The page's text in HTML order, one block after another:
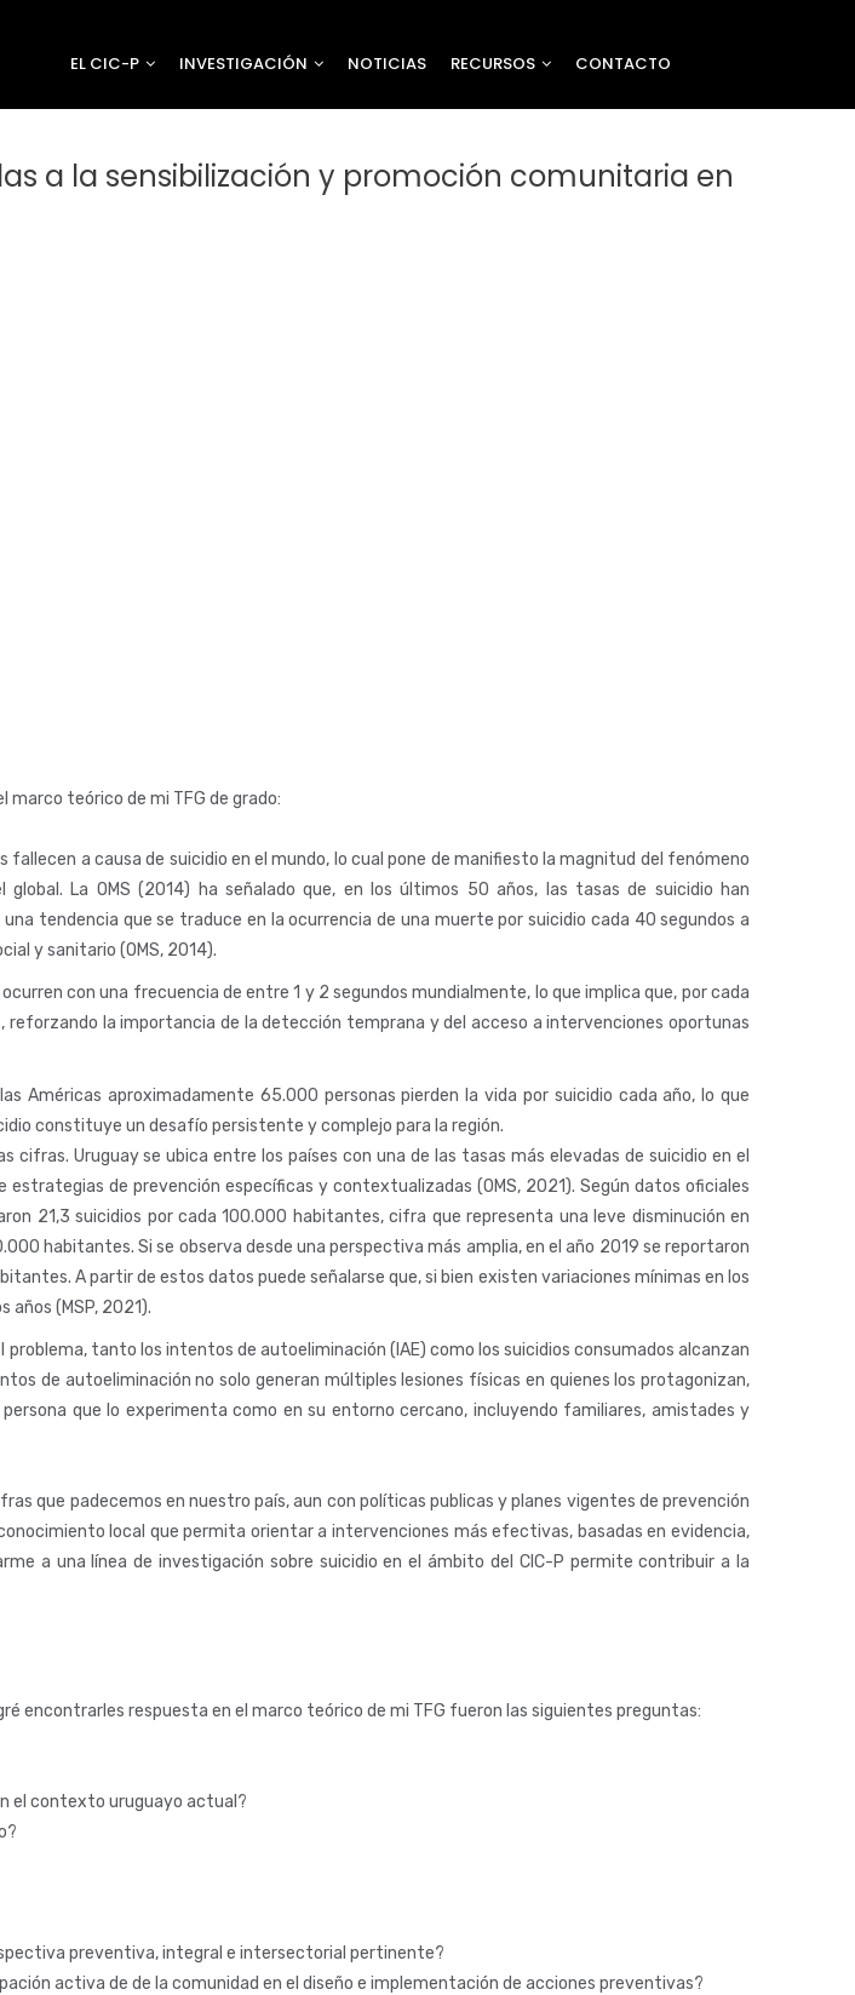
EL CIC-P INVESTIGACIÓN NOTICIAS RECURSOS CONTACTO
a la sensibilización y promoción comunitaria en
teórico de mi TFG de grado:
a causa de suicidio en el mundo, lo cual pone de manifiesto la magnitud del fenómeno
La OMS (2014) ha señalado que, en los últimos 50 años, las tasas de suicidio han
tendencia que se traduce en la ocurrencia de una muerte por suicidio cada 40 segundos a
y sanitario (OMS, 2014).
con una frecuencia de entre 1 y 2 segundos mundialmente, lo que implica que, por cada
la importancia de la detección temprana y del acceso a intervenciones oportunas
Américas aproximadamente 65.000 personas pierden la vida por suicidio cada año, lo que
constituye un desafío persistente y complejo para la región.
Uruguay se ubica entre los países con una de las tasas más elevadas de suicidio en el
de prevención específicas y contextualizadas (OMS, 2021). Según datos oficiales
21,3 suicidios por cada 100.000 habitantes, cifra que representa una leve disminución en
habitantes. Si se observa desde una perspectiva más amplia, en el año 2019 se reportaron
A partir de estos datos puede señalarse que, si bien existen variaciones mínimas en los
(MSP, 2021).
tanto los intentos de autoeliminación (IAE) como los suicidios consumados alcanzan
de autoeliminación no solo generan múltiples lesiones físicas en quienes los protagonizan,
que lo experimenta como en su entorno cercano, incluyendo familiares, amistades y
que padecemos en nuestro país, aun con políticas publicas y planes vigentes de prevención
local que permita orientar a intervenciones más efectivas, basadas en evidencia,
a una línea de investigación sobre suicidio en el ámbito del CIC-P permite contribuir a la
encontrarles respuesta en el marco teórico de mi TFG fueron las siguientes preguntas:
el contexto uruguayo actual?
preventiva, integral e intersectorial pertinente?
activa de de la comunidad en el diseño e implementación de acciones preventivas?